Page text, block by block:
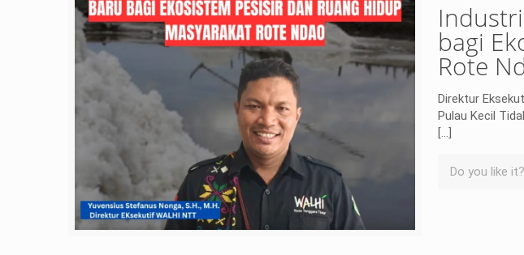
bagi
Rote
Direktur
Pulau Kecil
[…]
Do you like it?